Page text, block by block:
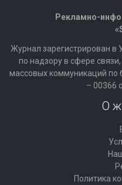
Рекламно-
Журнал зарегистрирован
по надзору в сфере
массовых коммуникаций по
– 00366
О
Политика